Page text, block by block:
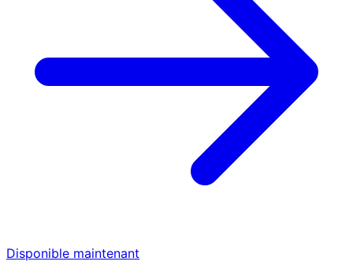
Disponible maintenant